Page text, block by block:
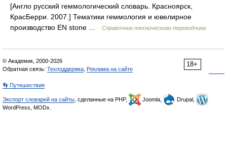
[Англо русский геммологический словарь. Красноярск,
КрасБерри. 2007.] Тематики геммология и ювелирное
производство EN stone …
Справочник технического переводчика
18+
© Академик, 2000-2026
Обратная связь: Техподдержка Реклама на сайте
👣 Путешествия
Экспорт словарей на сайты , сделанные на PHP, Joomla,
Drupal,
WordPress, MODx.